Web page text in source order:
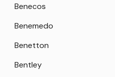
Benecos
Benemedo
Benetton
Bentley